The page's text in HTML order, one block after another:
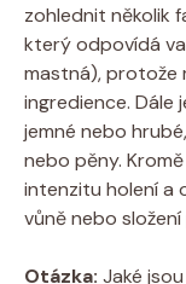
zohlednit několik
který odpovídá
mastná), protože
ingredience. Dále
jemné nebo
nebo pěny.
intenzitu holení a
vůně nebo
Otázka: Jaké